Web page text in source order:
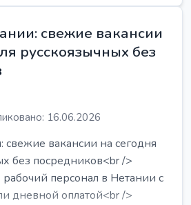
свежие вакансии
русскоязычных без
16.06.2026
свежие вакансии на сегодня
без посредников<br />
рабочий персонал в Нетании с
дневной оплатой<br />